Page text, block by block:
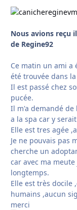
Nous avions reçu
de Regine92
Ce matin un ami a
été trouvée dans
Il est passé chez
pucée.
Il m'a demandé
a la spa car y
Elle est tres agée
Je ne pouvais pas
cherche un
car avec ma
longtemps.
Elle est très docile
humains ,aucun
merci